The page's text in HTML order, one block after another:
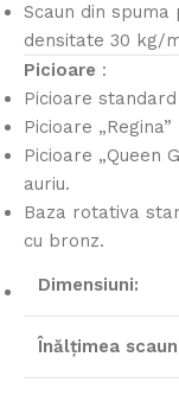
Scaun din
densitate 30 kg/
Picioare :
Picioare
Picioare
Picioare „Queen
auriu.
Baza rotativa
cu bronz.
Dimensiuni:
Înălțimea